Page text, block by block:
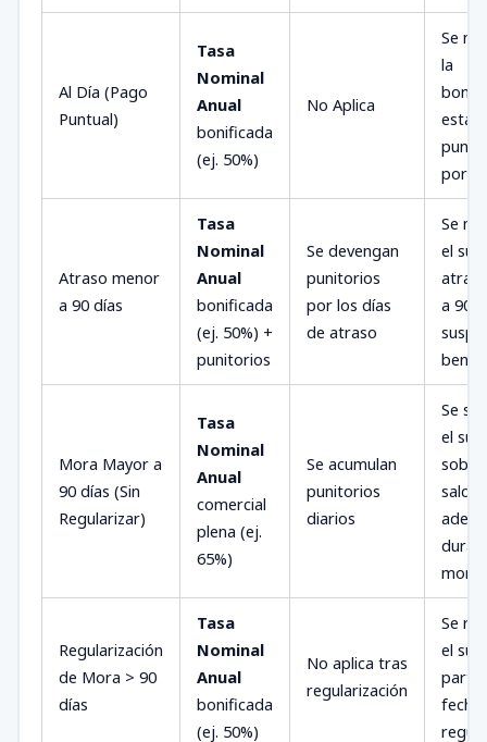
Al Día (Pago
Puntual)
Tasa
Nominal
Anual
bonificada
(ej. 50%)
No Aplica
Se
la
Atraso menor
a 90 días
Tasa
Nominal
Anual
bonificada
(ej. 50%) +
punitorios
Se devengan
punitorios
por los días
de atraso
Se
el
a 90
Mora Mayor a
90 días (Sin
Regularizar)
Tasa
Nominal
Anual
comercial
plena (ej.
65%)
Se acumulan
punitorios
diarios
Se
el
sobre
saldo
mora
Regularización
de Mora > 90
días
Tasa
Nominal
Anual
bonificada
(ej. 50%)
No aplica tras
regularización
Se
el
partir
fecha